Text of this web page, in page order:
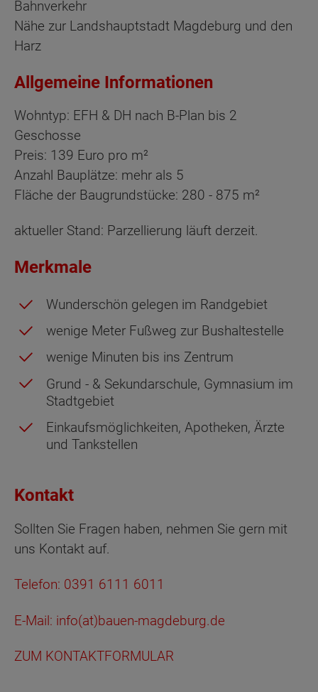
Bahnverkehr
Nähe zur Landshauptstadt Magdeburg und den
Harz
Allgemeine Informationen
Wohntyp: EFH & DH nach B-Plan bis 2
Geschosse
Preis: 139 Euro pro m²
Anzahl Bauplätze: mehr als 5
Fläche der Baugrundstücke: 280 - 875 m²
aktueller Stand: Parzellierung läuft derzeit.
Merkmale
Wunderschön gelegen im Randgebiet
wenige Meter Fußweg zur Bushaltestelle
wenige Minuten bis ins Zentrum
Grund - & Sekundarschule, Gymnasium im
Stadtgebiet
Einkaufsmöglichkeiten, Apotheken, Ärzte
und Tankstellen
Kontakt
Sollten Sie Fragen haben, nehmen Sie gern mit
uns Kontakt auf.
Telefon: 0391 6111 6011
E-Mail: info(at)bauen-magdeburg.de
ZUM KONTAKTFORMULAR